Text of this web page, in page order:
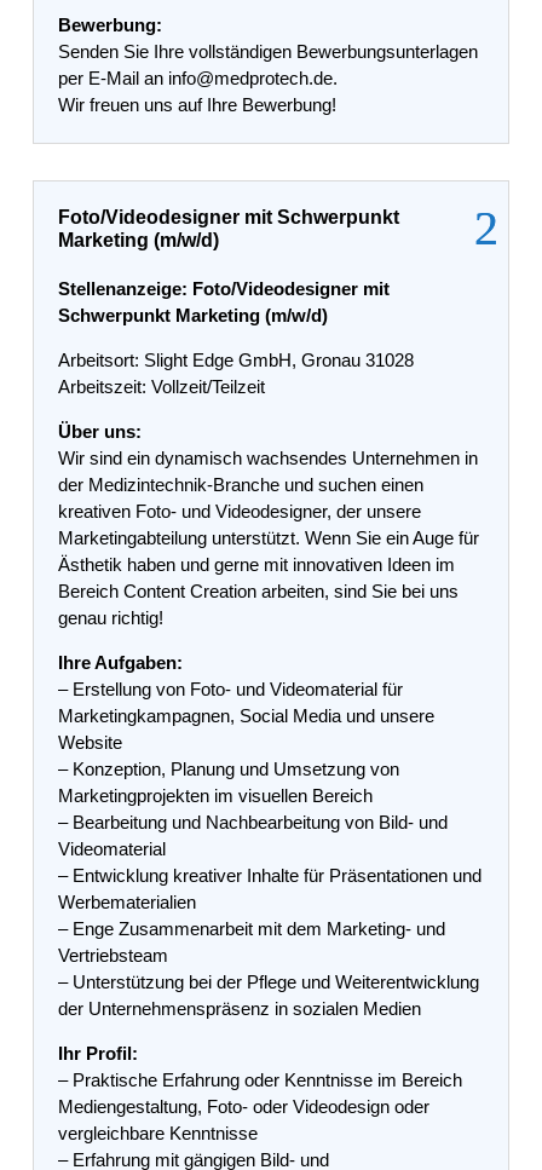
Bewerbung:
Senden Sie Ihre vollständigen Bewerbungsunterlagen
per E-Mail an info@medprotech.de.
Wir freuen uns auf Ihre Bewerbung!
Foto/Videodesigner mit Schwerpunkt
Marketing (m/w/d)
Stellenanzeige: Foto/Videodesigner mit
Schwerpunkt Marketing (m/w/d)
Arbeitsort: Slight Edge GmbH, Gronau 31028
Arbeitszeit: Vollzeit/Teilzeit
Über uns:
Wir sind ein dynamisch wachsendes Unternehmen in
der Medizintechnik-Branche und suchen einen
kreativen Foto- und Videodesigner, der unsere
Marketingabteilung unterstützt. Wenn Sie ein Auge für
Ästhetik haben und gerne mit innovativen Ideen im
Bereich Content Creation arbeiten, sind Sie bei uns
genau richtig!
Ihre Aufgaben:
– Erstellung von Foto- und Videomaterial für
Marketingkampagnen, Social Media und unsere
Website
– Konzeption, Planung und Umsetzung von
Marketingprojekten im visuellen Bereich
– Bearbeitung und Nachbearbeitung von Bild- und
Videomaterial
– Entwicklung kreativer Inhalte für Präsentationen und
Werbematerialien
– Enge Zusammenarbeit mit dem Marketing- und
Vertriebsteam
– Unterstützung bei der Pflege und Weiterentwicklung
der Unternehmenspräsenz in sozialen Medien
Ihr Profil:
– Praktische Erfahrung oder Kenntnisse im Bereich
Mediengestaltung, Foto- oder Videodesign oder
vergleichbare Kenntnisse
– Erfahrung mit gängigen Bild- und